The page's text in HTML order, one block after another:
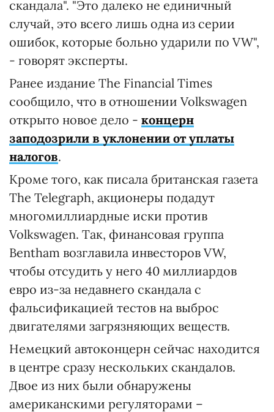
скандала". "Это далеко не единичный
случай, это всего лишь одна из серии
ошибок, которые больно ударили по VW",
- говорят эксперты.
Ранее издание The Financial Times
сообщило, что в отношении Volkswagen
открыто новое дело - концерн
заподозрили в уклонении от уплаты
налогов.
Кроме того, как писала британская газета
The Telegraph, акционеры подадут
многомиллиардные иски против
Volkswagen. Так, финансовая группа
Bentham возглавила инвесторов VW,
чтобы отсудить у него 40 миллиардов
евро из-за недавнего скандала с
фальсификацией тестов на выброс
двигателями загрязняющих веществ.
Немецкий автоконцерн сейчас находится
в центре сразу нескольких скандалов.
Двое из них были обнаружены
американскими регуляторами –